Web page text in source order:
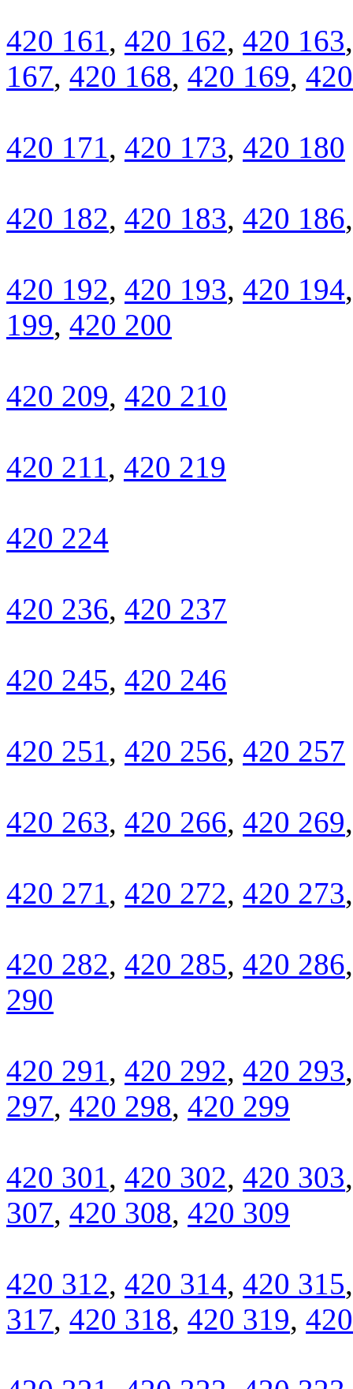
420 161, 420 162, 420 163
167, 420 168, 420 169,
420 171, 420 173, 420 180
420 182, 420 183, 420 186
420 192, 420 193, 420 194
199, 420 200
420 209, 420 210
420 211, 420 219
420 224
420 236, 420 237
420 245, 420 246
420 251, 420 256, 420 257
420 263, 420 266, 420 269
420 271, 420 272, 420 273
420 282, 420 285, 420 286
290
420 291, 420 292, 420 293
297, 420 298, 420 299
420 301, 420 302, 420 303
307, 420 308, 420 309
420 312, 420 314, 420 315
317, 420 318, 420 319,